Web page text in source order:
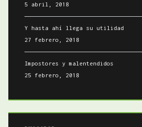
5 abril, 2018
Y hasta ahí llega su utilidad
27 febrero, 2018
Impostores y malentendidos
25 febrero, 2018